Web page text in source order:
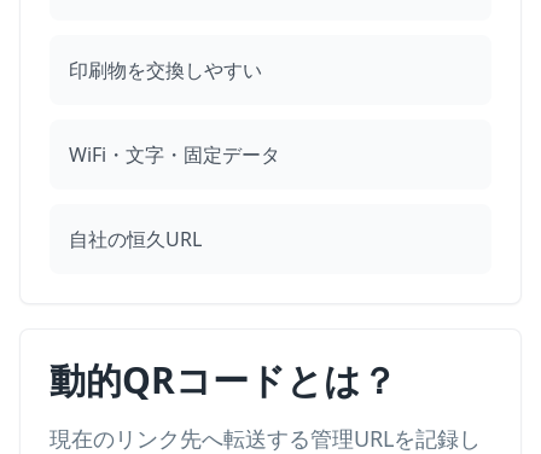
印刷物を交換しやすい
WiFi・文字・固定データ
自社の恒久URL
動的QRコードとは？
現在のリンク先へ転送する管理URLを記録し